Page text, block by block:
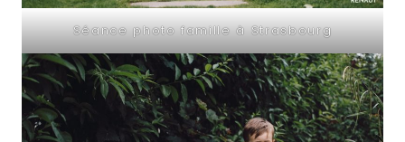
Séance photo famille à Strasbourg